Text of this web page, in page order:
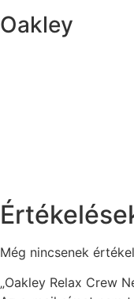
Oakley
Még nincsenek
„Oakley Relax Crew